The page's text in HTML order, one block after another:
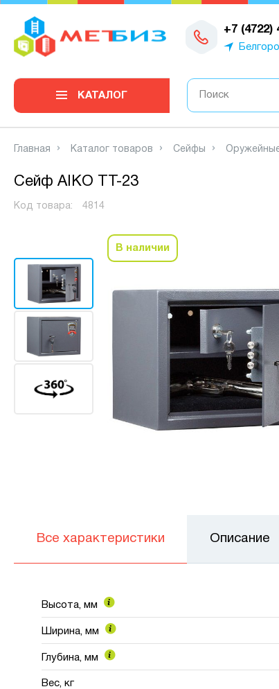
+7 (4722)
0
КАТАЛОГ
Главная Каталог товаров Сейфы
Сейф AIKO TT-23
Код товара: 4814
В наличии
Все характеристики
Высота, мм
Ширина, мм
Глубина, мм
Вес, кг
Описание